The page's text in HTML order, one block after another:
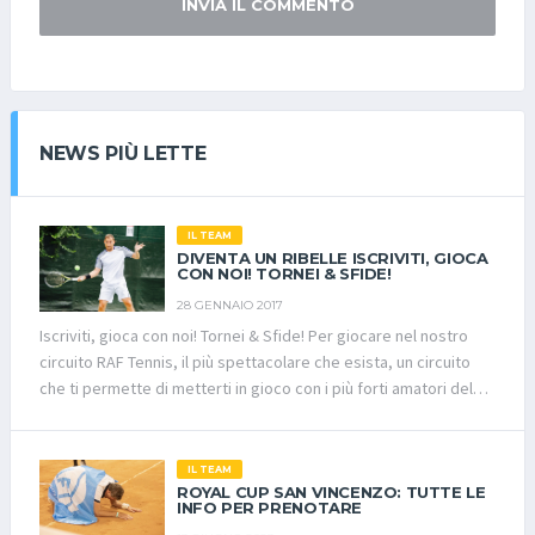
INVIA IL COMMENTO
NEWS PIÙ LETTE
IL TEAM
DIVENTA UN RIBELLE ISCRIVITI, GIOCA
CON NOI! TORNEI & SFIDE!
28 GENNAIO 2017
Iscriviti, gioca con noi! Tornei & Sfide! Per giocare nel nostro
circuito RAF Tennis, il più spettacolare che esista, un circuito
che ti permette di metterti in gioco con i più forti amatori del
anagrafici. Riceverai una mail con link allegato dove devi
conferme l’iscrizione al sito. Dal link si accederà ad una nuova
schermata dove deve essere caricato il certificato medico
IL TEAM
ROYAL CUP SAN VINCENZO: TUTTE LE
INFO PER PRENOTARE